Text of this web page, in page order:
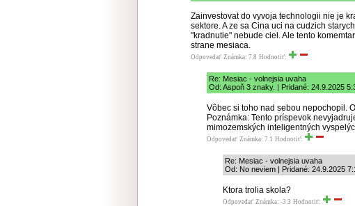
Zainvestovat do vyvoja technologii nie je
sektore. A ze sa Cina uci na cudzich
"kradnutie" nebude ciel. Ale tento
strane mesiaca.
Odpovedať Známka: 7.8 Hodnotiť:
Re: Mesiac - volnejsia uvaha
Od: Aspoň 3 znaky. | Pridané: 24.9.2025
Vôbec si toho nad sebou nepochopil.
Poznámka: Tento príspevok
mimozemských inteligentných
Odpovedať Známka: 7.1 Hodnotiť:
Re: Mesiac - volnejsia uvaha
Od: No neviem | Pridané: 24.9.2025
Ktora trolia skola?
Odpovedať Známka: -3.3 Hodnotiť: